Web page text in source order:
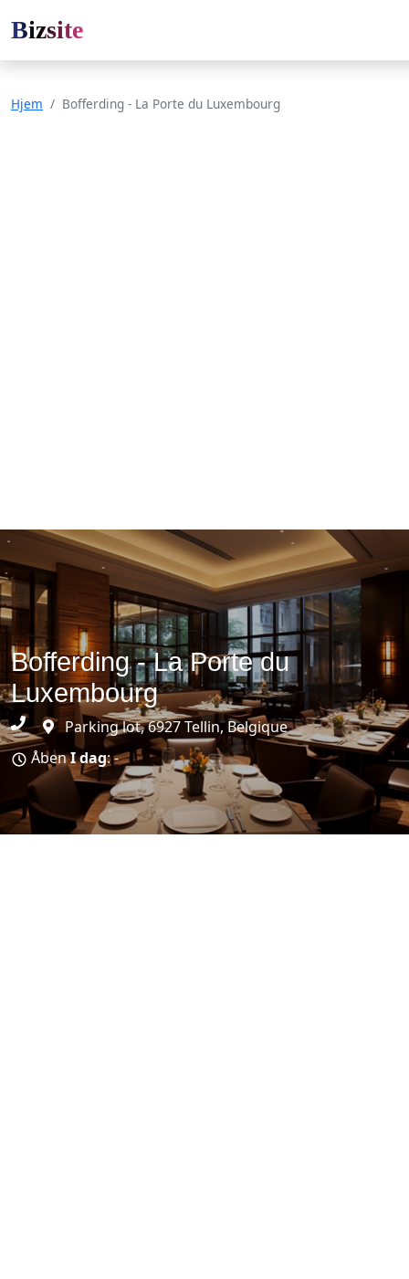
Bizsite
Hjem Bofferding - La Porte du Luxembourg
Bofferding - La Porte du
Luxembourg
Parking lot, 6927 Tellin, Belgique
ÅbenI dag: -